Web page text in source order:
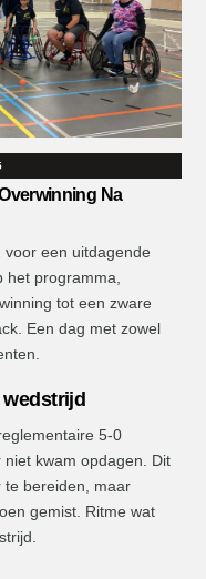
Na
voor een uitdagende
programma,
tot een zware
Een dag met zowel
wedstrijd
5-0
kwam opdagen. Dit
te bereiden, maar
gemist. Ritme wat